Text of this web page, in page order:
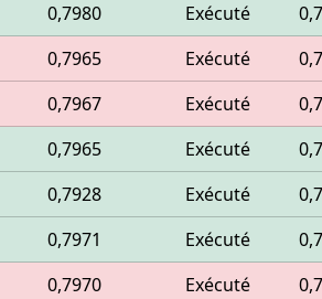
0,7980 Exécuté
0,7965 Exécuté
0,7967 Exécuté
0,7965 Exécuté
0,7928 Exécuté
0,7971 Exécuté
0,7970 Exécuté